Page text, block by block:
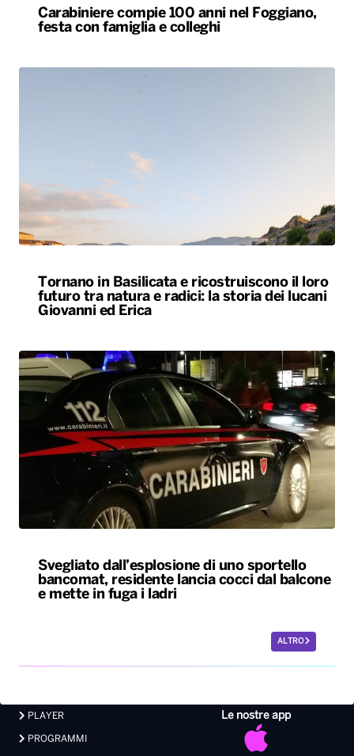
Tornano in Basilicata e ricostruiscono il loro
futuro tra natura e radici: la storia dei lucani
Giovanni ed Erica
Svegliato dall’esplosione di uno sportello
bancomat, residente lancia cocci dal balcone
e mette in fuga i ladri
ALTRO
PLAYER
LAVORA CON NOI